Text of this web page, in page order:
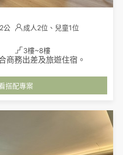
公
成人2位、兒童1位
3樓~8樓
商務出差及旅遊住宿。
搭配專案